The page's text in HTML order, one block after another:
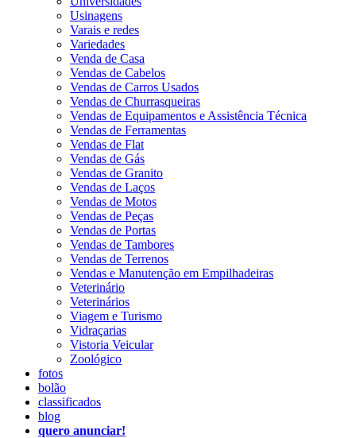
Usinagens
Varais e redes
Variedades
Venda de Casa
Vendas de Cabelos
Vendas de Carros Usados
Vendas de Churrasqueiras
Vendas de Equipamentos e Assistência Técnica
Vendas de Ferramentas
Vendas de Flat
Vendas de Gás
Vendas de Granito
Vendas de Laços
Vendas de Motos
Vendas de Peças
Vendas de Portas
Vendas de Tambores
Vendas de Terrenos
Vendas e Manutenção em Empilhadeiras
Veterinário
Veterinários
Viagem e Turismo
Vidraçarias
Vistoria Veicular
Zoológico
fotos
bolão
classificados
blog
quero anunciar!